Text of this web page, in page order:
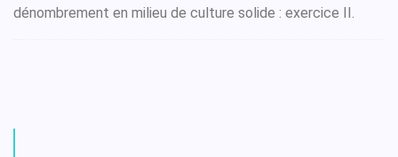
dénombrement en milieu de culture solide : exercice II.